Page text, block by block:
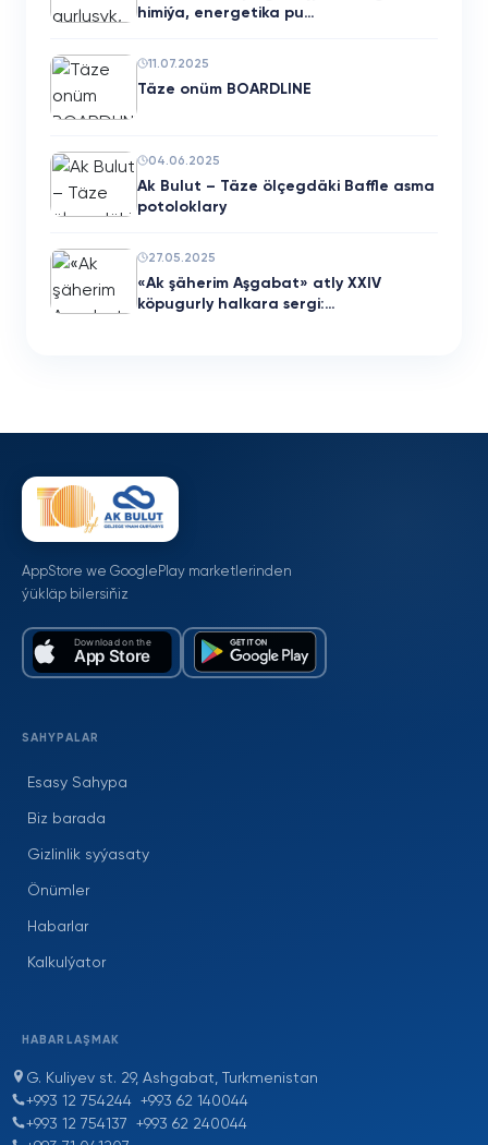
himiýa, energetika pu…
11.07.2025
Täze onüm BOARDLINE
04.06.2025
Ak Bulut – Täze ölçegdäki Baffle asma
potoloklary
27.05.2025
«Ak şäherim Aşgabat» atly XXIV
köpugurly halkara sergi:…
AppStore we GooglePlay marketlerinden
ýükläp bilersiňiz
SAHYPALAR
Esasy Sahypa
Biz barada
Gizlinlik syýasaty
Önümler
Habarlar
Kalkulýator
HABARLAŞMAK
G. Kuliyev st. 29, Ashgabat, Turkmenistan
+993 12 754244 +993 62 140044
+993 12 754137 +993 62 240044